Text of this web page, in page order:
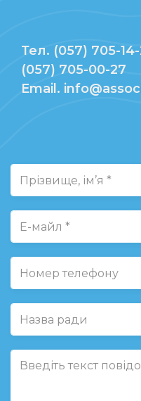
Тел. (057) 705-
(057) 705-00-27
Email.